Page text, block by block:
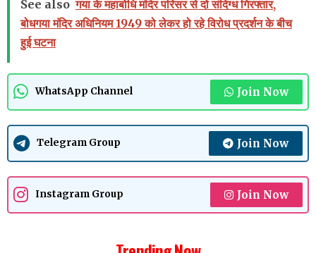
See also गया के महाबोधि मंदिर परिसर से दो संदिग्ध गिरफ्तार,
बोधगया मंदिर अधिनियम 1949 को लेकर हो रहे विरोध प्रदर्शन के बीच
हुई घटना
WhatsApp Channel Join Now
Telegram Group Join Now
Instagram Group Join Now